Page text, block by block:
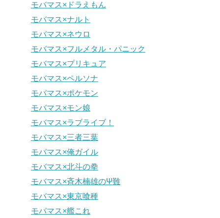
モバマス×ドラえもん
モバマス×ナルト
モバマス×ネウロ
モバマス×フルメタル・パニック
モバマス×プリキュア
モバマス×ペルソナ
モバマス×ポケモン
モバマス×モン娘
モバマス×ラブライブ！
モバマス×三者三葉
モバマス×俺ガイル
モバマス×北斗の拳
モバマス×斉木楠雄のΨ難
モバマス×東京喰種
モバマス×艦これ